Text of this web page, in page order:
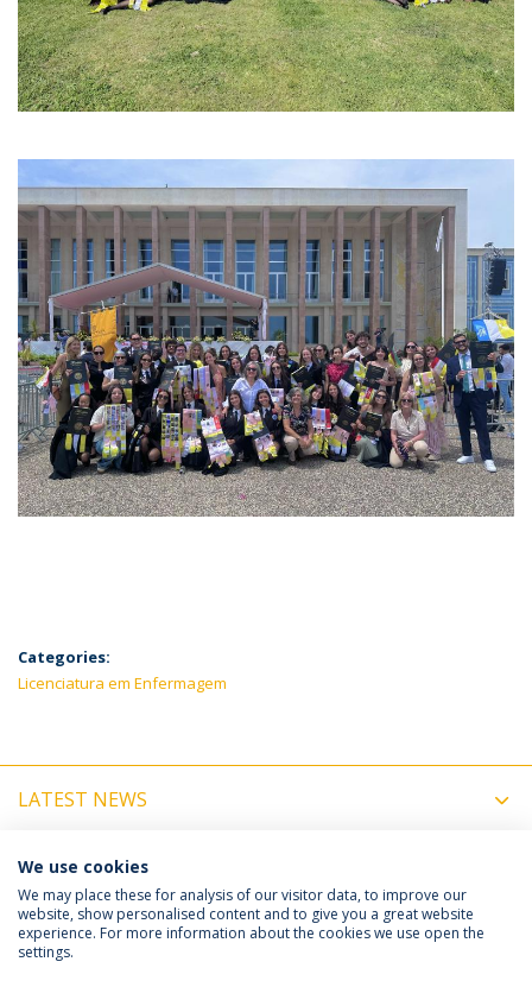
Categories:
Licenciatura em Enfermagem
LATEST NEWS
UPCOMING EVENTS
Política de Privacidade
Termos e Condições
We use cookies
We may place these for analysis of our visitor data, to improve our
website, show personalised content and to give you a great website
experience. For more information about the cookies we use open the
settings.